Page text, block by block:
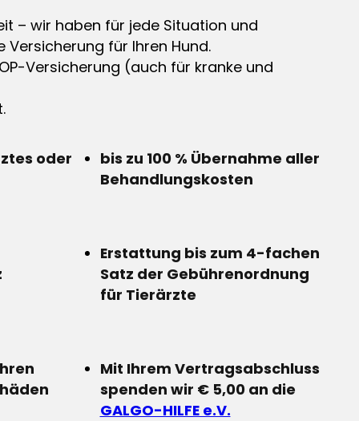
– wir haben für jede Situation und
Versicherung für Ihren Hund.
Versicherung (auch für kranke und
oder
bis zu 100 % Übernahme aller
Behandlungskosten
Erstattung bis zum 4-fachen
Satz der Gebührenordnung
für Tierärzte
Mit Ihrem Vertragsabschluss
spenden wir € 5,00 an die
GALGO-HILFE e.V.